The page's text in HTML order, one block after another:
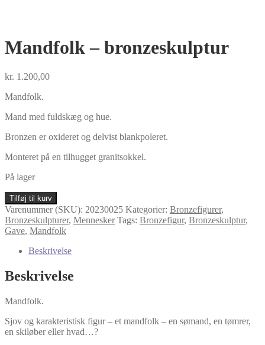
Mandfolk – bronzeskulptur
kr. 1.200,00
Mandfolk.
Mand med fuldskæg og hue.
Bronzen er oxideret og delvist blankpoleret.
Monteret på en tilhugget granitsokkel.
På lager
Mandfolk
-
bronzeskulptur
antal
Tilføj til kurv
Varenummer (SKU): 20230025 Kategorier: Bronzefigurer,
Bronzeskulpturer, Mennesker Tags: Bronzefigur, Bronzeskulptur,
Gave, Mandfolk
Beskrivelse
Beskrivelse
Mandfolk.
Sjov og karakteristisk figur – et mandfolk – en sømand, en tømrer,
en skiløber eller hvad…?